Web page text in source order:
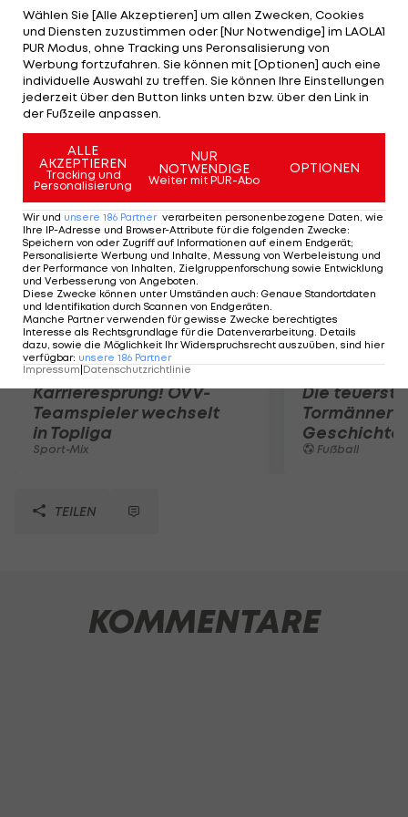
entscheidenden Penalty. Zuvor gleicht John
Hughes (31.) gegen seinen Ex-Klub die Führung von
Andrew Thomas (10.) aus, Justin Taylor bringt den
VSV im Powerplay in Führung (49.), Ziga Pance sorgt
für das 2:2 (56./PP), das zur torlosen Verlängerung
in Bled führt.
Mehr zum Thema
Karrieresprung! ÖVV-
Teamspieler wechselt
in Topliga
Sport-Mix
Die
Tormänner
Geschichte
Fußball
TEILEN
KOMMENTARE
Wählen Sie [Alle Akzeptieren] um allen Zwecken, Cookies
und Diensten zuzustimmen oder [Nur Notwendige] im LAOLA1
PUR Modus, ohne Tracking uns Peronsalisierung von
Werbung fortzufahren. Sie können mit [Optionen] auch eine
individuelle Auswahl zu treffen. Sie können Ihre Einstellungen
jederzeit über den Button links unten bzw. über den Link in
der Fußzeile anpassen.
ALLE
AKZEPTIEREN
Tracking und
Personalisierung
NUR
NOTWENDIGE
Weiter mit PUR-Abo
OPTIONEN
Wir und unsere 186 Partner verarbeiten personenbezogene Daten, wie
Ihre IP-Adresse und Browser-Attribute für die folgenden Zwecke:
Speichern von oder Zugriff auf Informationen auf einem Endgerät;
Personalisierte Werbung und Inhalte, Messung von Werbeleistung und
der Performance von Inhalten, Zielgruppenforschung sowie Entwicklung
und Verbesserung von Angeboten.
Diese Zwecke können unter Umständen auch: Genaue Standortdaten
und Identifikation durch Scannen von Endgeräten.
Manche Partner verwenden für gewisse Zwecke berechtigtes
Interesse als Rechtsgrundlage für die Datenverarbeitung. Details
dazu, sowie die Möglichkeit Ihr Widerspruchsrecht auszuüben, sind hier
verfügbar: unsere 186 Partner
Impressum Datenschutzrichtlinie